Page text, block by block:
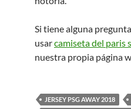
Si tiene alguna
usarcamiseta del paris
nuestra propia página
JERSEY PSG AWAY 2018